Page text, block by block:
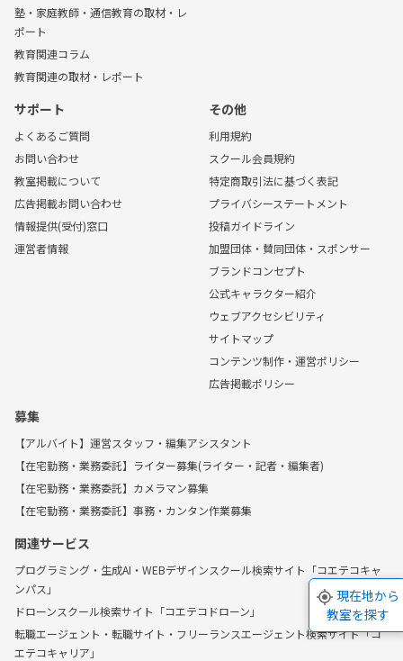
現在地から
教室を探す
塾・家庭教師・通信教育の取材・レ
ポート
教育関連コラム
教育関連の取材・レポート
サポート
よくあるご質問
お問い合わせ
教室掲載について
広告掲載お問い合わせ
情報提供(受付)窓口
運営者情報
その他
利用規約
スクール会員規約
特定商取引法に基づく表記
プライバシーステートメント
投稿ガイドライン
加盟団体・賛同団体・スポンサー
ブランドコンセプト
公式キャラクター紹介
ウェブアクセシビリティ
サイトマップ
コンテンツ制作・運営ポリシー
広告掲載ポリシー
募集
【アルバイト】運営スタッフ・編集アシスタント
【在宅勤務・業務委託】ライター募集(ライター・記者・編集者)
【在宅勤務・業務委託】カメラマン募集
【在宅勤務・業務委託】事務・カンタン作業募集
関連サービス
プログラミング・生成AI・WEBデザインスクール検索サイト「コエテコキャ
ンパス」
ドローンスクール検索サイト「コエテコドローン」
転職エージェント・転職サイト・フリーランスエージェント検索サイト「コ
エテコキャリア」